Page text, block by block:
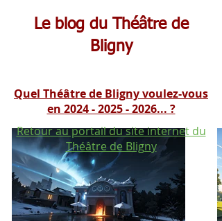
Le blog du Théâtre de
Bligny
Quel Théâtre de Bligny voulez-vous
en 2024 - 2025 - 2026... ?
Retour au portail du site internet du
Théâtre de Bligny